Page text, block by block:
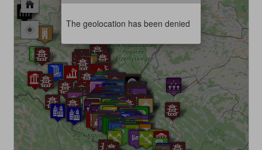
The geolocation has been denied